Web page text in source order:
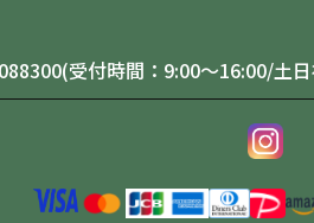
受付時間：9:00～16:00/土